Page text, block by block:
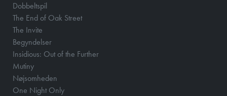
Dobbeltspil
The End of Oak Street
The Invite
Begyndelser
Insidious: Out of the Further
Mutiny
Nøjsomheden
One Night Only